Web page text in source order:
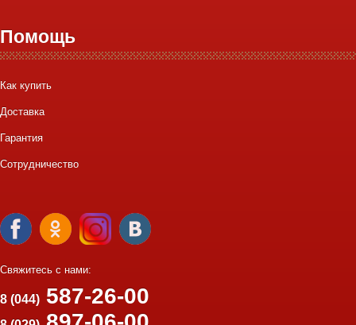
Помощь
Как купить
Доставка
Гарантия
Сотрудничество
Свяжитесь с нами:
8 (044) 587-26-00